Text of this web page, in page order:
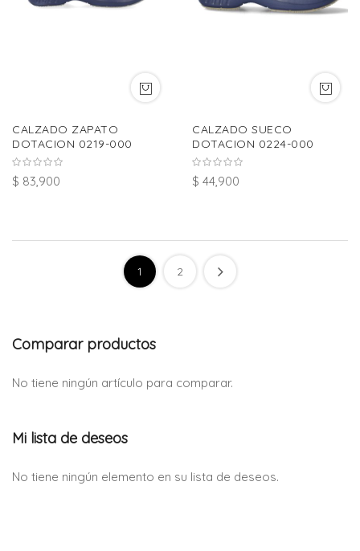
CALZADO ZAPATO
DOTACION 0219-000
$ 83,900
CALZADO SUECO
DOTACION 0224-000
$ 44,900
1 2
Comparar productos
No tiene ningún artículo para comparar.
Mi lista de deseos
No tiene ningún elemento en su lista de deseos.